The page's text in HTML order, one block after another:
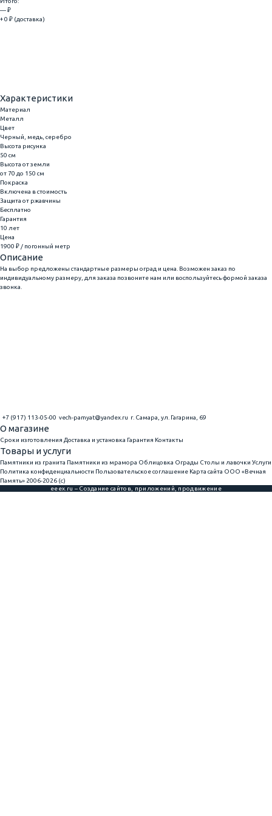
— ₽
+ 0 ₽ (доставка)
Характеристики
Материал
Металл
Цвет
Черный, медь, серебро
Высота рисунка
50 см
Высота от земли
от 70 до 150 см
Покраска
Включена в стоимость
Защита от ржавчины
Бесплатно
Гарантия
10 лет
Цена
1900 ₽ / погонный метр
Описание
На выбор предложены стандартные размеры оград и цена. Возможен заказ по
индивидуальному размеру, для заказа позвоните нам или воспользуйтесь формой заказа
звонка.
+7 (917) 113-05-00 vech-pamyat@yandex.ru г. Самара, ул. Гагарина, 69
О магазине
Сроки изготовления Доставка и установка Гарантия Контакты
Товары и услуги
Памятники из гранита Памятники из мрамора Облицовка Ограды Столы и лавочки Услуги
Политика конфиденциальности Пользовательское соглашение Карта сайта ООО «Вечная
Память» 2006-2026 (с)
eeex.ru – Создание сайтов, приложений, продвижение